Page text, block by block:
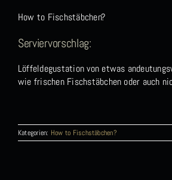
How to Fischstäbchen?
Serviervorschlag:
Löffeldegustation von etwas
wie frischen Fischstäbchen oder auch
Kategorien: How to Fischstäbchen?